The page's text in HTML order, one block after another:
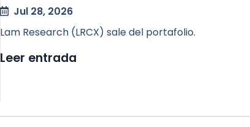
Jul 28, 2026
Lam Research (LRCX) sale del portafolio.
Leer entrada